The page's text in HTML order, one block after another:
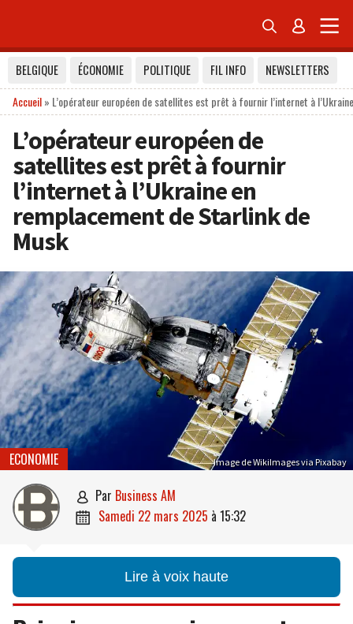
 
BELGIQUE ÉCONOMIE POLITIQUE FIL INFO
NEWSLETTERS
Accueil» L’opérateur européen de satellites est prêt à fournir l’internet à
L’opérateur européen de
satellites est prêt à fournir
l’internet à l’Ukraine en
remplacement de Starlink de
Musk
Image de WikiImages via Pixabay
ECONOMIE
 par Business AM
 samedi 22 mars 2025 à 15:32
Lire à voix haute